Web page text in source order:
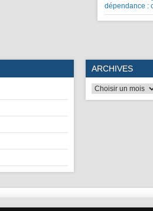
dépendance :
ARCHIVES